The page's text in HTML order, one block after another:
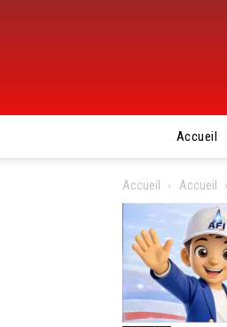
Accueil
Accueil Accueil